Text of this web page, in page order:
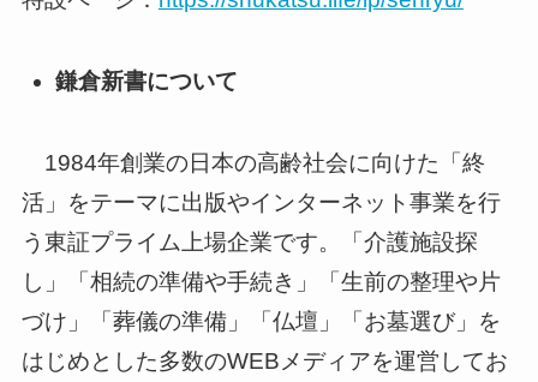
鎌倉新書について
1984年創業の日本の高齢社会に向けた「終
活」をテーマに出版やインターネット事業を行
う東証プライム上場企業です。「介護施設探
し」「相続の準備や手続き」「生前の整理や片
づけ」「葬儀の準備」「仏壇」「お墓選び」を
はじめとした多数のWEBメディアを運営してお